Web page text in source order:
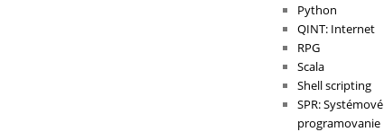
Python
QINT: Internet
RPG
Scala
Shell scripting
SPR: Systémové
programovanie